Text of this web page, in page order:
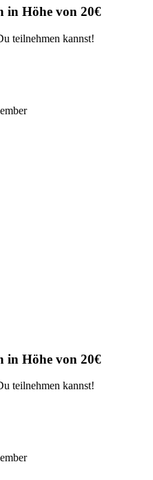
in Höhe von 20€
teilnehmen kannst!
in Höhe von 20€
teilnehmen kannst!